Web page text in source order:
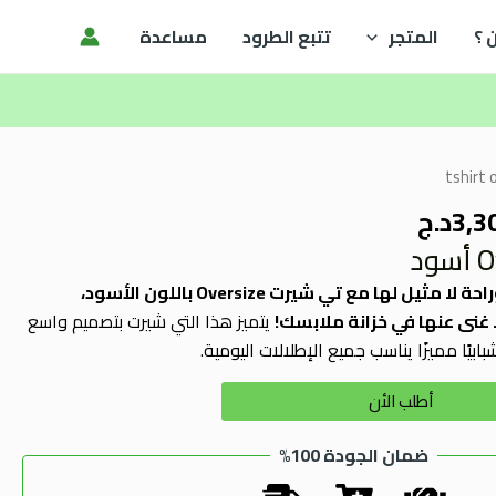
؟ المتجر تتبع الطرود مساعدة
د.ج
3,300.00د.ج.
استمتع بإطلالة عصرية وراحة لا مثيل لها مع تي شيرت Oversize باللون الأسود،
غنى عنها في خزانة ملابسك! يتميز هذا التي شيرت بتصميم واسع
أطلب الأن
ضمان الجودة 100%